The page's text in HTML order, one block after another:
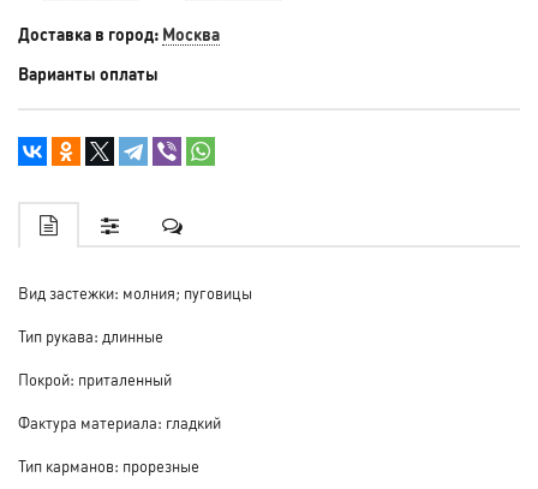
Доставка в город: Москва
Варианты оплаты
Вид застежки: молния; пуговицы
Тип рукава: длинные
Покрой: приталенный
Фактура материала: гладкий
Тип карманов: прорезные